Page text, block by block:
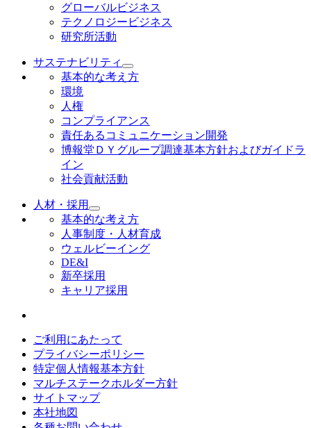
グローバルビジネス
テクノロジービジネス
研究所活動
サステナビリティ
基本的な考え方
環境
人権
コンプライアンス
責任あるコミュニケーション開発
博報堂ＤＹグループ調達基本方針およびガイドラ
イン
社会貢献活動
人材・採用
基本的な考え方
人事制度・人材育成
ウェルビーイング
DE&I
新卒採用
キャリア採用
ご利用にあたって
プライバシーポリシー
特定個人情報基本方針
マルチステークホルダー方針
サイトマップ
本社地図